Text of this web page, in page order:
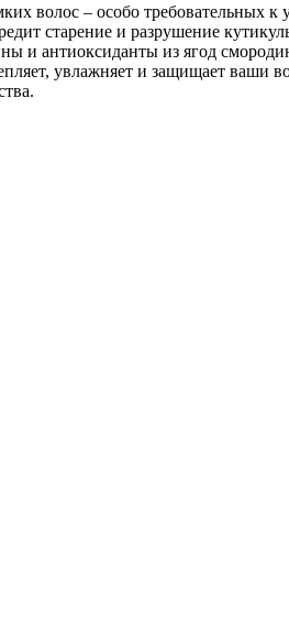
волос – особо требовательных к
старение и разрушение
антиоксиданты из ягод
увлажняет и защищает ваши